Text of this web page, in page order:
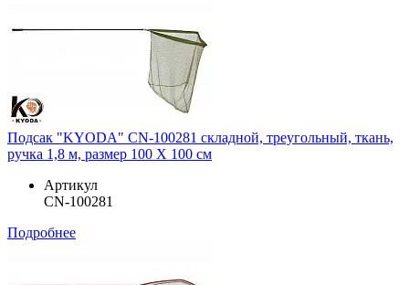
Подсак "KYODA" CN-100281 складной, треугольный, ткань,
ручка 1,8 м, размер 100 Х 100 см
Артикул
CN-100281
Подробнее